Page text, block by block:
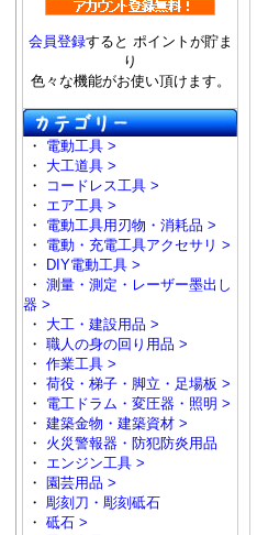
会員登録すると ポイントが貯ま
り
色々な機能がお使い頂けます。
・ 電動工具 >
・ 大工道具 >
・
コードレス工具 >
・ エア工具 >
・ 電動工具用刃物・消耗品 >
・ 電動・充電工具アクセサリ >
・
DIY電動工具 >
・ 測量・測定・レーザー墨出し
器 >
・ 大工・建設用品 >
・ 職人の身の回り用品 >
・ 作業工具 >
・ 荷役・梯子・脚立・足場板 >
・ 電工ドラム・変圧器・照明 >
・ 建築金物・建築資材 >
・ 火災警報器・防犯防炎用品
・ エンジン工具 >
・ 園芸用品 >
・ 彫刻刀・彫刻砥石
・ 砥石 >